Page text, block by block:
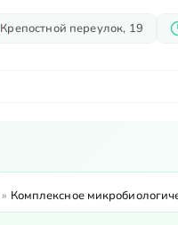
Крепостной переулок, 19
» Комплексное